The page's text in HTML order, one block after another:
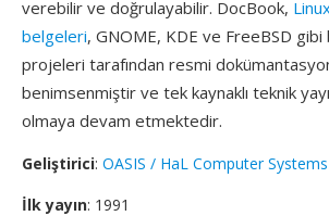
verebilir ve doğrulayabilir. DocBook,
belgeleri, GNOME, KDE ve FreeBSD gibi
projeleri tarafından resmi
benimsenmiştir ve tek kaynaklı teknik
olmaya devam etmektedir.
Geliştirici: OASIS / HaL Computer Systems
İlk yayın: 1991